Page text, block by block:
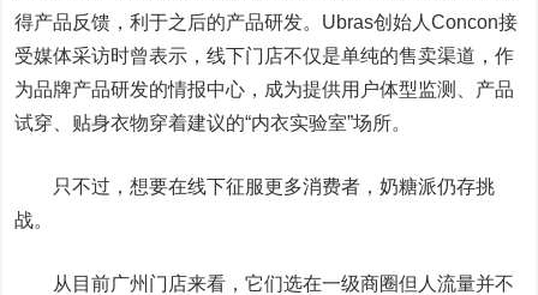
得产品反馈，利于之后的产品研发。Ubras创始人Concon接
受媒体采访时曾表示，线下门店不仅是单纯的售卖渠道，作
为品牌产品研发的情报中心，成为提供用户体型监测、产品
试穿、贴身衣物穿着建议的“内衣实验室”场所。
只不过，想要在线下征服更多消费者，奶糖派仍存挑
战。
从目前广州门店来看，它们选在一级商圈但人流量并不